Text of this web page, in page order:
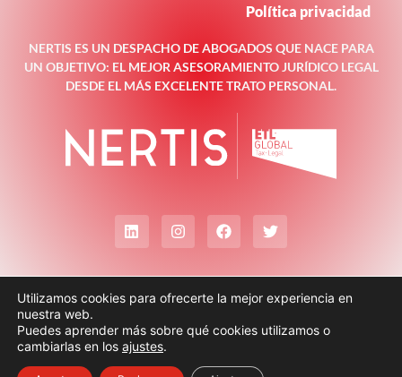
NERTIS ES UN DESPACHO DE ABOGADOS QUE NACE PARA
UN OBJETIVO: EL MEJOR ASESORAMIENTO JURÍDICO LEGAL
DESDE EL MÁS EXCELENTE TRATO PERSONAL.
Política privacidad
© Todos los derechos reservados
Utilizamos cookies para ofrecerte la mejor experiencia en
nuestra web.
Puedes aprender más sobre qué cookies utilizamos o
cambiarlas en los ajustes.